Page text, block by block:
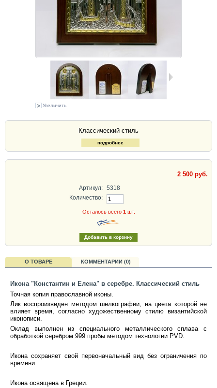
Увеличить
Классический стиль
подробнее
2 500 руб.
Артикул: 5318
Количество:
Осталось всего 1шт.
О ТОВАРЕ КОММЕНТАРИИ (0)
Икона "Константин и Елена" в серебре. Классический стиль
Точная копия православной иконы.
Лик воспроизведен методом шелкографии, на цвета которой не
влияет время, согласно художественному стилю византийской
иконописи.
Оклад выполнен из специального металлического сплава с
обработкой серебром 999 пробы методом технологии PVD.
Икона сохраняет свой первоначальный вид без ограничения по
времени.
Икона освящена в Греции.